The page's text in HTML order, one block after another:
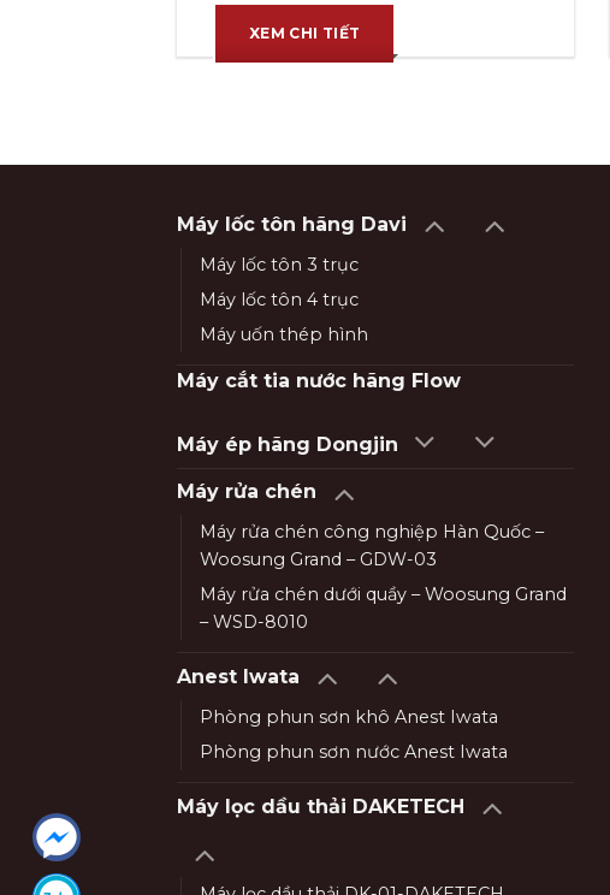
XEM CHI TIẾT
Máy lốc tôn hãng Davi
Máy lốc tôn 3 trục
Máy lốc tôn 4 trục
Máy uốn thép hình
Máy cắt tia nước hãng Flow
Máy ép hãng Dongjin
Máy rửa chén
Máy rửa chén công nghiệp Hàn Quốc –
Woosung Grand – GDW-03
Máy rửa chén dưới quầy – Woosung Grand
– WSD-8010
Anest Iwata
Phòng phun sơn khô Anest Iwata
Phòng phun sơn nước Anest Iwata
Máy lọc dầu thải DAKETECH